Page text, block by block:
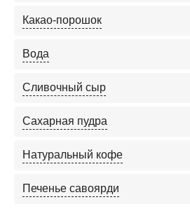
Какао-порошок
Вода
Сливочный сыр
Сахарная пудра
Натуральный кофе
Печенье савоярди